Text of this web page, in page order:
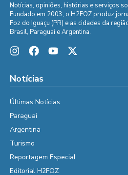
Notícias, opiniões, histórias e serviços
Fundado em 2003, o H2FOZ produz
Foz do Iguaçu (PR) e as cidades da
Brasil, Paraguai e Argentina.
Notícias
Últimas Notícias
Paraguai
Argentina
Turismo
Reportagem Especial
Editorial H2FOZ